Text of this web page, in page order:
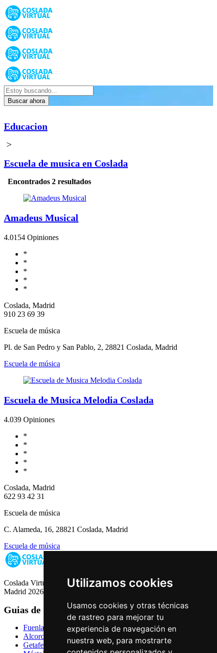
Utilizamos cookies
Usamos cookies y otras técnicas
de rastreo para mejorar tu
experiencia de navegación en
nuestra web, para mostrarte
Buscar ahora
Educacion
>
Escuela de musica en Coslada
Encontrados 2 resultados
Amadeus Musical
4.0154 Opiniones
*
*
*
*
*
Coslada, Madrid
910 23 69 39
Escuela de música
Pl. de San Pedro y San Pablo, 2, 28821 Coslada, Madrid
Escuela de música
Escuela de Musica Melodia Coslada
4.039 Opiniones
*
*
*
*
*
Coslada, Madrid
622 93 42 31
Escuela de música
C. Alameda, 16, 28821 Coslada, Madrid
Escuela de música
Coslada Virtual: Guia de Empresas, Ocio y Servicios de Coslada,
Madrid 2026
Guias de Ciudades
Fuenlabrada
Alcorcón
Getafe